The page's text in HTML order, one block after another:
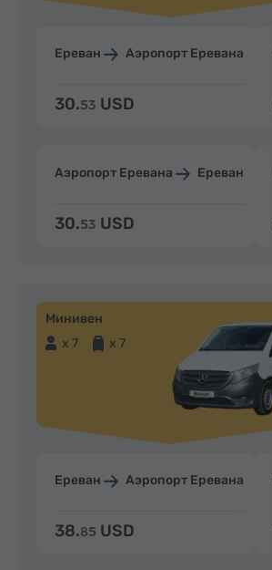
Ереван Аэропорт Еревана
30.53 USD
Аэропорт Еревана Ереван
30.53 USD
Минивен
x 7
x 7
Ереван Аэропорт Еревана
38.85 USD